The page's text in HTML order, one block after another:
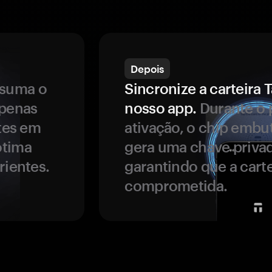
o
em
Depois
Sincronize a carteira
nosso app. Durante o
ativação, o chip
gera uma chave
garantindo que a
comprometida.